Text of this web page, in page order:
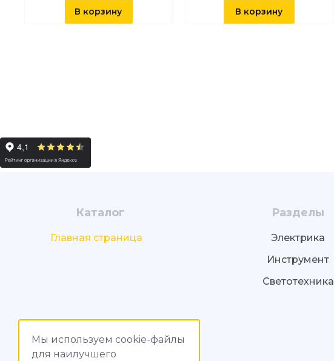
Мы используем cookie-файлы
для наилучшего
В корзину В корзину
Каталог
Главная страница
Разделы
Электрика
Инструмент
Светотехника